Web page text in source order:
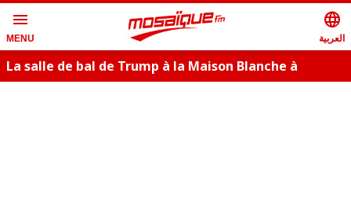
menu
MENU
language
العربية
La salle de bal de Trump à la Maison Blanche à